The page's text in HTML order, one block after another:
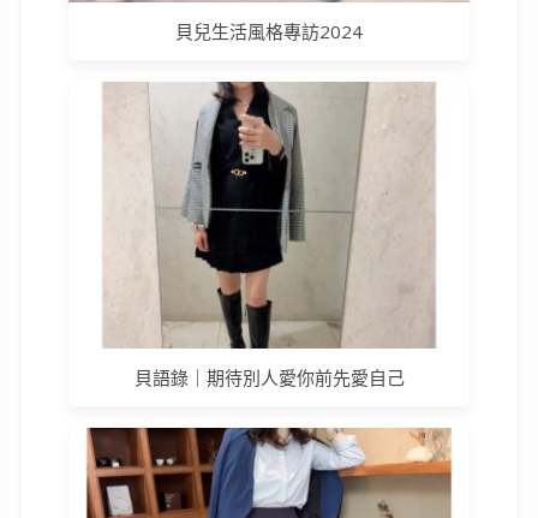
貝兒生活風格專訪2024
貝語錄｜期待別人愛你前先愛自己